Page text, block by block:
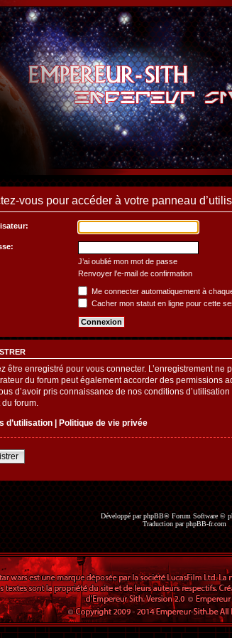
vous pour accéder à votre panneau
J’ai oublié mon mot de passe
Renvoyer l’e-mail de confirmation
Me connecter automatiquement à
Cacher mon statut en ligne pour cette
être enregistré pour vous connecter. L’enregistrement
du forum peut également accorder des permissions
d’avoir pris connaissance de nos conditions
forum.
d’utilisation | Politique de vie privée
Développé parphpBB® Forum Software ©
Traduction parphpBB-fr.com